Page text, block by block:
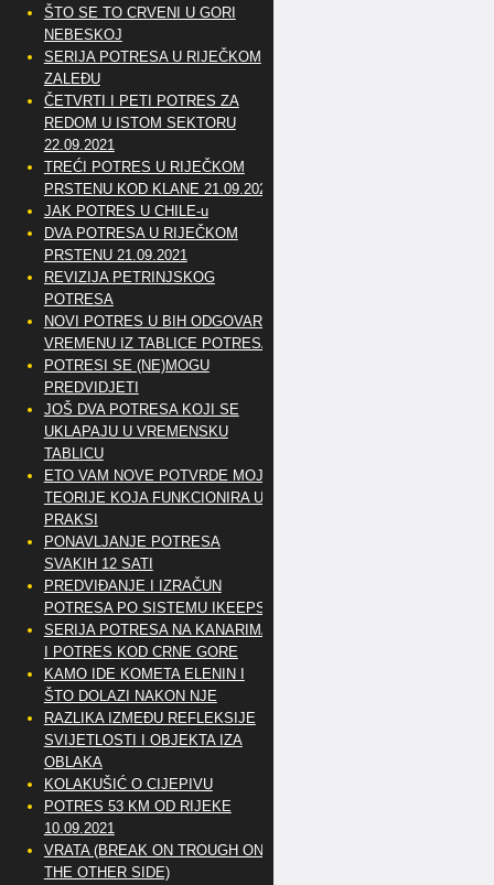
ŠTO SE TO CRVENI U GORI
NEBESKOJ
SERIJA POTRESA U RIJEČKOM
ZALEĐU
ČETVRTI I PETI POTRES ZA
REDOM U ISTOM SEKTORU
22.09.2021
TREĆI POTRES U RIJEČKOM
PRSTENU KOD KLANE 21.09.2021
JAK POTRES U CHILE-u
DVA POTRESA U RIJEČKOM
PRSTENU 21.09.2021
REVIZIJA PETRINJSKOG
POTRESA
NOVI POTRES U BIH ODGOVARA
VREMENU IZ TABLICE POTRESA
POTRESI SE (NE)MOGU
PREDVIDJETI
JOŠ DVA POTRESA KOJI SE
UKLAPAJU U VREMENSKU
TABLICU
ETO VAM NOVE POTVRDE MOJE
TEORIJE KOJA FUNKCIONIRA U
PRAKSI
PONAVLJANJE POTRESA
SVAKIH 12 SATI
PREDVIĐANJE I IZRAČUN
POTRESA PO SISTEMU IKEEPS
SERIJA POTRESA NA KANARIMA
I POTRES KOD CRNE GORE
KAMO IDE KOMETA ELENIN I
ŠTO DOLAZI NAKON NJE
RAZLIKA IZMEĐU REFLEKSIJE
SVIJETLOSTI I OBJEKTA IZA
OBLAKA
KOLAKUŠIĆ O CIJEPIVU
POTRES 53 KM OD RIJEKE
10.09.2021
VRATA (BREAK ON TROUGH ON
THE OTHER SIDE)